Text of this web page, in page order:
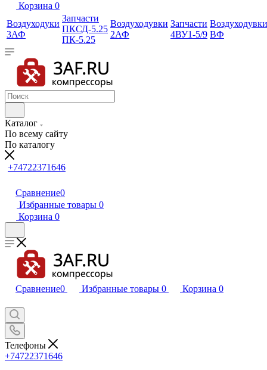
Корзина 0
Воздуходуки
3АФ
Запчасти
ПКСД-5.25
ПК-5.25
Воздуходувки
2АФ
Запчасти
4ВУ1-5/9
Воздуходувки
ВФ
Каталог
По всему сайту
По каталогу
+74722371646
Сравнение0
Избранные товары 0
Корзина 0
Сравнение0 Избранные товары 0 Корзина 0
Телефоны
+74722371646